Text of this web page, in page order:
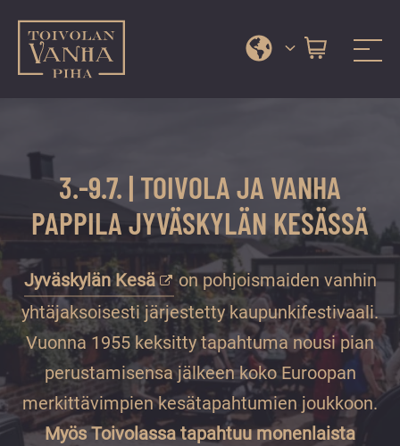
Toivolan vanha piha
palvelut
tapahtumat
tarjoavat
kiireettömiä
ja
hyviä
hetkiä
ympäri
vuoden.
3.-9.7. | TOIVOLA JA VANHA
PAPPILA JYVÄSKYLÄN KESÄSSÄ
Jyväskylän Kesä
on pohjoismaiden vanhin
yhtäjaksoisesti järjestetty kaupunkifestivaali.
Vuonna 1955 keksitty tapahtuma nousi pian
perustamisensa jälkeen koko Euroopan
merkittävimpien kesätapahtumien joukkoon.
Myös Toivolassa tapahtuu monenlaista